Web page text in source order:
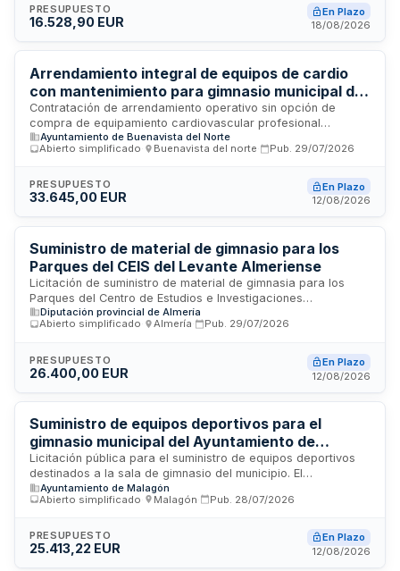
todas las prestaciones dentro del plazo máximo establecido.
Los materiales suministrados deberán ser originales del
comercialización.
PRESUPUESTO
16.528,90 EUR
En Plazo
18/08/2026
Arrendamiento integral de equipos de cardio
con mantenimiento para gimnasio municipal de
Buenavista del Norte
Contratación de arrendamiento operativo sin opción de
compra de equipamiento cardiovascular profesional
destinado al gimnasio de la piscina municipal. El
suministrador debe incluir transporte, instalación, puesta en
técnica, sustitución de piezas y reposición de máquinas en
caso de avería irreparable, con respuesta a incidencias en
correr, rodantes y máquinas elípticas con formación del
personal y entrega de manuales en español.
Ayuntamiento de Buenavista del Norte
Abierto simplificado
Buenavista del norte Pub. 29/07/2026
PRESUPUESTO
33.645,00 EUR
En Plazo
12/08/2026
Suministro de material de gimnasio para los
Parques del CEIS del Levante Almeriense
Licitación de suministro de material de gimnasia para los
Parques del Centro de Estudios e Investigaciones
Sociológicas del Levante Almeriense, enmarcado en el Plan
de Actuación Integrado de Levante con cofinanciación FEDER
El contrato incluye la entrega de equipamiento deportivo con
presupuesto máximo establecido y revisión de precios
Diputación provincial de Almería
Abierto simplificado
Almería Pub. 29/07/2026
PRESUPUESTO
26.400,00 EUR
En Plazo
12/08/2026
Suministro de equipos deportivos para el
gimnasio municipal del Ayuntamiento de
Malagón
Licitación pública para el suministro de equipos deportivos
destinados a la sala de gimnasio del municipio. El
Ayuntamiento de Malagón requiere garantizar el adecuado
funcionamiento, seguridad y calidad de sus instalaciones
maquinaria y equipamiento especializado. El contrato incluye
la entrega, instalación, formación técnica al personal
Ayuntamiento de Malagón
Abierto simplificado
Malagón Pub. 28/07/2026
PRESUPUESTO
25.413,22 EUR
En Plazo
12/08/2026